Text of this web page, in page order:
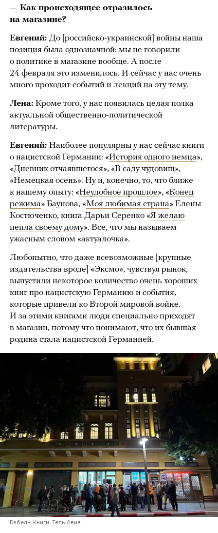
— Как происходящее отразилось
на магазине?
Евгений: До [российско-украинской] войны наша
позиция была однозначной: мы не говорили
о политике в магазине вообще. А после
24 февраля это изменилось. И сейчас у нас очень
много проходит событий и лекций на эту тему.
Лена: Кроме того, у нас появилась целая полка
актуальной общественно-политической
литературы.
Евгений: Наиболее популярны у нас сейчас книги
о нацистской Германии: «История одного немца»,
«Дневник отчаявшегося», «В саду чудовищ»,
«Немецкая осень». Ну и, конечно, то, что ближе
к нашему опыту: «Неудобное прошлое», «Конец
режима» Баунова, «Моя любимая страна» Елены
Костюченко, книга Дарьи Серенко «Я желаю
пепла своему дому». Все, что мы называем
ужасным словом «актуалочка».
Любопытно, что даже всевозможные [крупные
издательства вроде] «Эксмо», чувствуя рынок,
выпустили некоторое количество очень хороших
книг про нацистскую Германию и события,
которые привели ко Второй мировой войне.
И за этими книгами люди специально приходят
в магазин, потому что понимают, что их бывшая
родина стала нацистской Германией.
Бабель. Книги. Тель-Авив